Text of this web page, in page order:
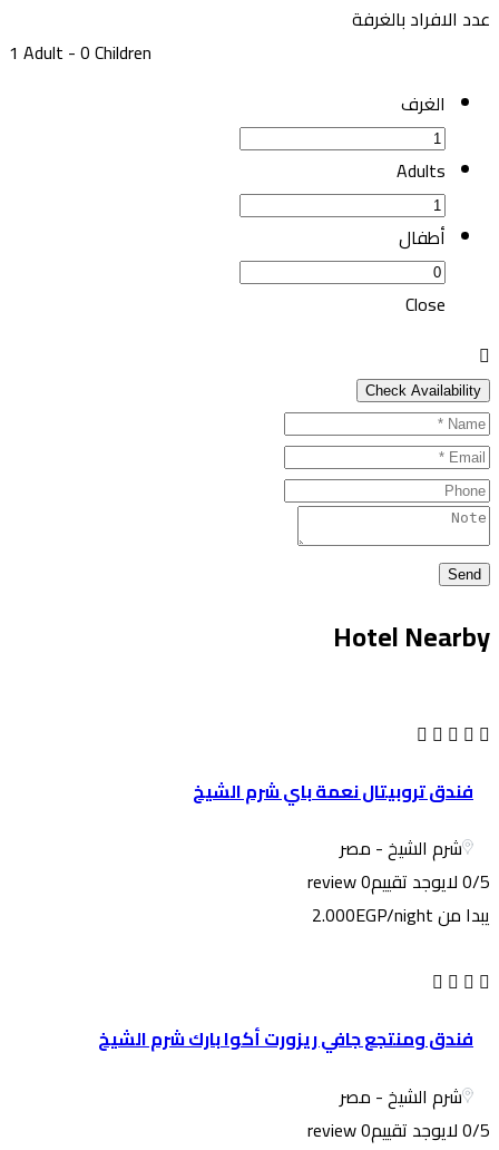
عدد الافراد بالغرفة
1 Adult -0 Children
الغرف
Adults
أطفال
Close
Hotel Nearby
فندق تروبيتال نعمة باي شرم الشيخ
شرم الشيخ - مصر
0/5 لايوجد تقييم
0 review
يبدا من
2.000EGP/night
فندق ومنتجع جافي ريزورت أكوا بارك شرم الشيخ
شرم الشيخ - مصر
0/5 لايوجد تقييم
0 review